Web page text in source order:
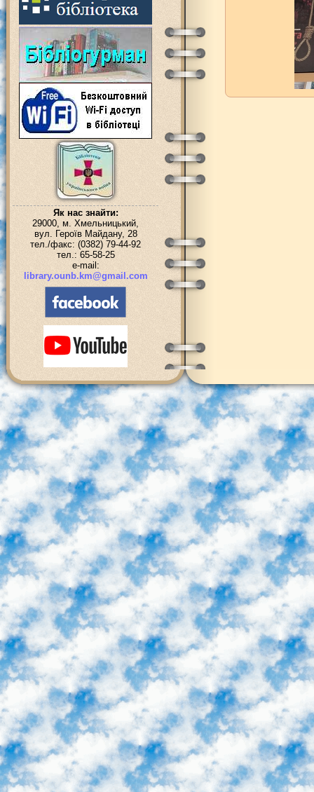
Як нас знайти:
29000, м. Хмельницький,
вул. Героїв Майдану, 28
тел./факс: (0382) 79-44-92
тел.: 65-58-25
e-mail:
library.ounb.km@gmail.com